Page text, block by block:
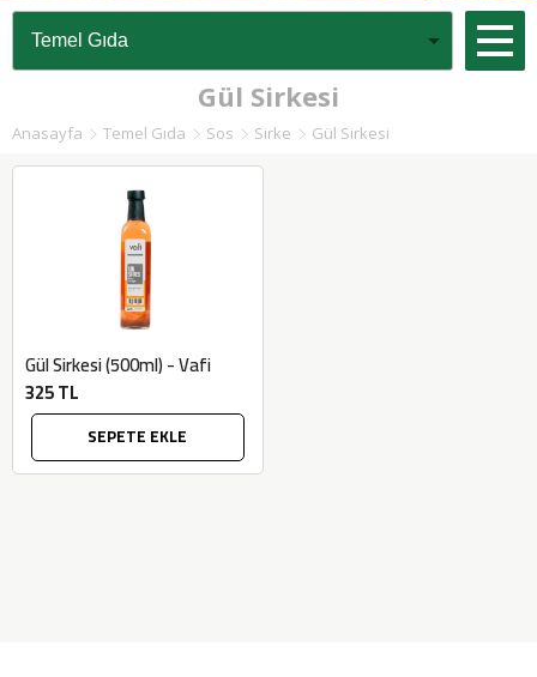
Gül Sirkesi
Anasayfa Temel Gıda Sos Sirke Gül Sirkesi
Gül Sirkesi (500ml) - Vafi
325 TL
SEPETE EKLE